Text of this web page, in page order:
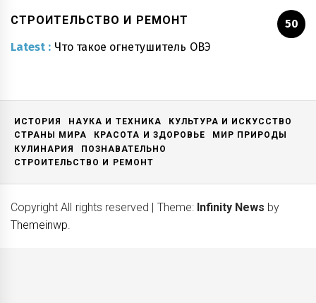
СТРОИТЕЛЬСТВО И РЕМОНТ
50
Latest : Что такое огнетушитель ОВЭ
ИСТОРИЯ НАУКА И ТЕХНИКА
КУЛЬТУРА И ИСКУССТВО
СТРАНЫ МИРА
КРАСОТА И ЗДОРОВЬЕ
МИР ПРИРОДЫ
КУЛИНАРИЯ
ПОЗНАВАТЕЛЬНО
СТРОИТЕЛЬСТВО И РЕМОНТ
Copyright All rights reserved | Theme: Infinity News by
Themeinwp.